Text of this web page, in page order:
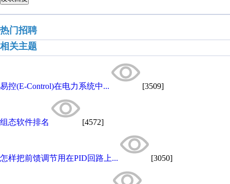
热门招聘
相关主题
易控(E-Control)在电力系统中... [3509]
组态软件排名 [4572]
怎样把前馈调节用在PID回路上... [3050]